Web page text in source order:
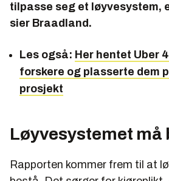
tilpasse seg et løyvesystem,
sier Braadland.
Les også: Her hentet Uber
forskere og plasserte dem
prosjekt
Løyvesystemet må
Rapporten kommer frem til at